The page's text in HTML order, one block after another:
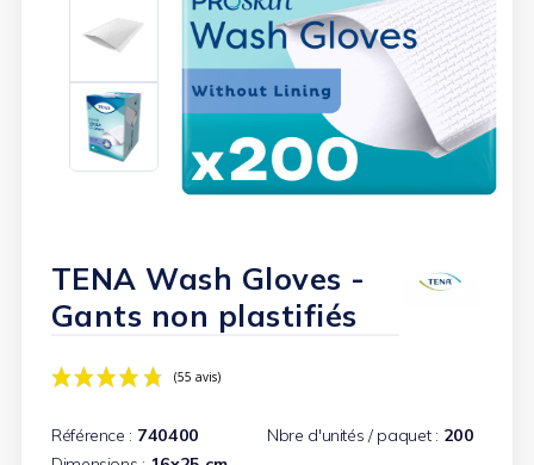
TENA Wash Gloves -
Gants non plastifiés
Référence : 740400 Nbre d'unités / paquet : 200